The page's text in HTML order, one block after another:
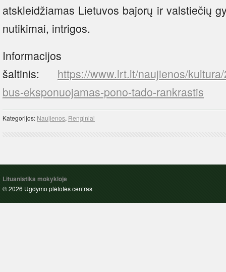
atskleidžiamas Lietuvos bajorų ir valstiečių
nutikimai, intrigos.
Informacijos
šaltinis: https://www.lrt.lt/naujienos/
bus-eksponuojamas-pono-tado-rankrastis
Kategorijos: Naujienos, Renginiai
Lituanistika mokykloje
© 2026 Ugdymo plėtotės centras